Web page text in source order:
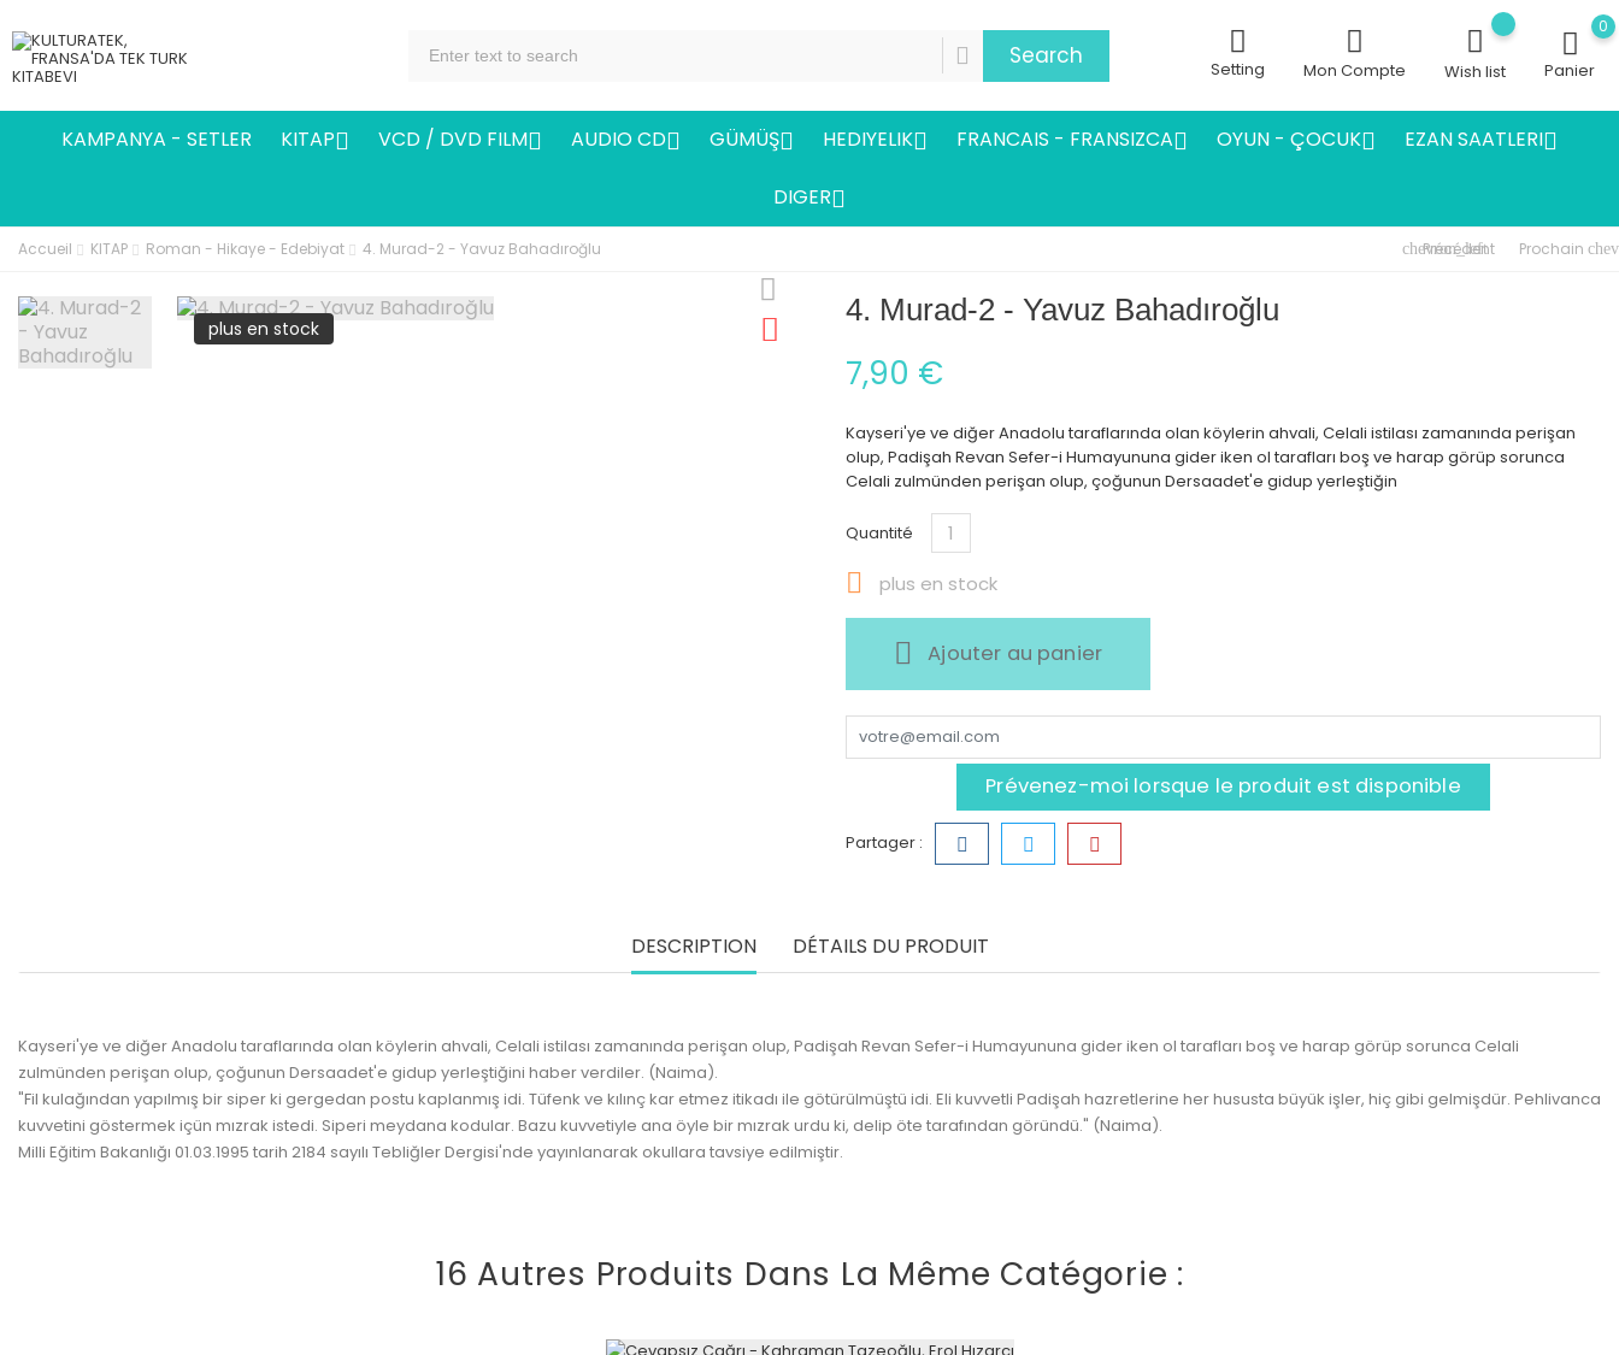
Search Setting Mon Compte Wish list
0
Panier
KAMPANYA - SETLER KITAP VCD / DVD FILM AUDIO CD GÜMÜŞ HEDIYELIK FRANCAIS - FRANSIZCA OYUN - ÇOCUK EZAN SAATLERI
DIGER
Accueil KITAP Roman - Hikaye - Edebiyat 4. Murad-2 - Yavuz Bahadıroğlu chevron_left
Précédent Prochain
plus en stock
4. Murad-2 - Yavuz Bahadıroğlu
7,90 €
Kayseri'ye ve diğer Anadolu taraflarında olan köylerin ahvali, Celali istilası zamanında perişan
olup, Padişah Revan Sefer-i Humayununa gider iken ol tarafları boş ve harap görüp sorunca
Celali zulmünden perişan olup, çoğunun Dersaadet'e gidup yerleştiğin
Quantité
 plus en stock
Ajouter au panier
Prévenez-moi lorsque le produit est disponible
Partager :
DESCRIPTION DÉTAILS DU PRODUIT
Kayseri'ye ve diğer Anadolu taraflarında olan köylerin ahvali, Celali istilası zamanında perişan olup, Padişah Revan Sefer-i Humayununa gider iken ol tarafları boş ve harap görüp sorunca Celali
zulmünden perişan olup, çoğunun Dersaadet'e gidup yerleştiğini haber verdiler. (Naima).
"Fil kulağından yapılmış bir siper ki gergedan postu kaplanmış idi. Tüfenk ve kılınç kar etmez itikadı ile götürülmüştü idi. Eli kuvvetli Padişah hazretlerine her hususta büyük işler, hiç gibi gelmişdür. Pehlivanca
kuvvetini göstermek içün mızrak istedi. Siperi meydana kodular. Bazu kuvvetiyle ana öyle bir mızrak urdu ki, delip öte tarafından göründü." (Naima).
Milli Eğitim Bakanlığı 01.03.1995 tarih 2184 sayılı Tebliğler Dergisi'nde yayınlanarak okullara tavsiye edilmiştir.
16 Autres Produits Dans La Même Catégorie :